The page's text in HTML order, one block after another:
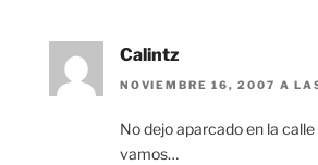
Calintz
NOVIEMBRE 16, 2007 A
No dejo aparcado en la
vamos…